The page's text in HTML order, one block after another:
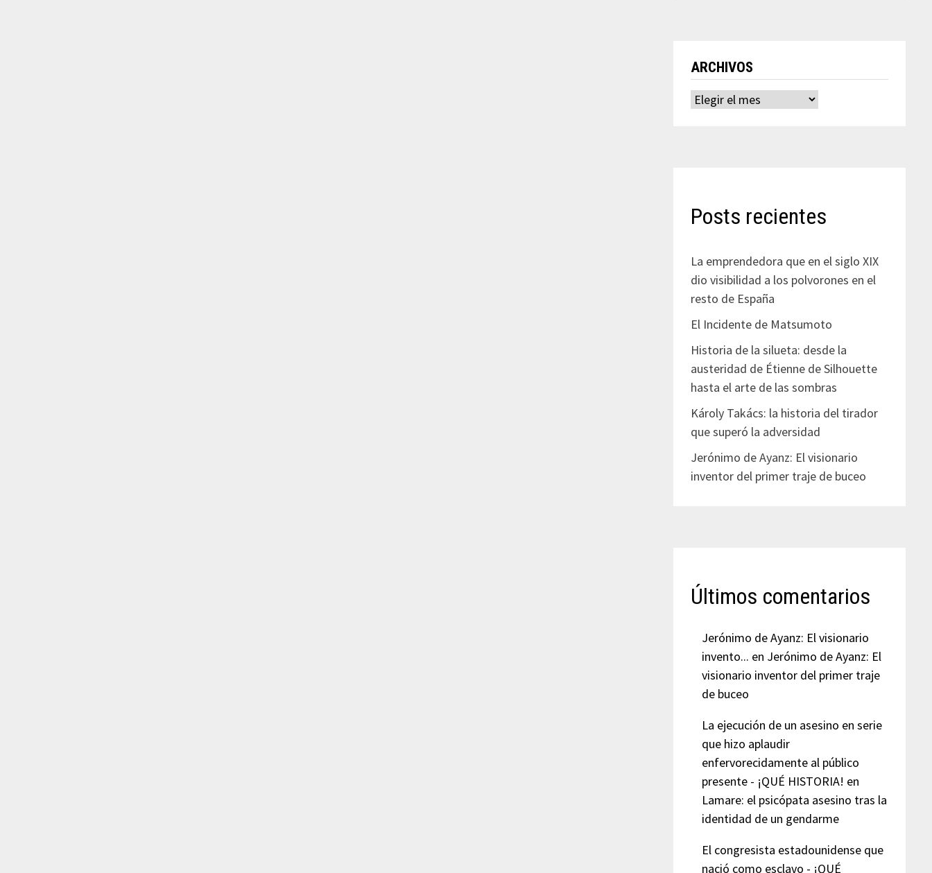
ARCHIVOS
Archivos
Posts recientes
La emprendedora que en el siglo XIX
dio visibilidad a los polvorones en el
resto de España
El Incidente de Matsumoto
Historia de la silueta: desde la
austeridad de Étienne de Silhouette
hasta el arte de las sombras
Károly Takács: la historia del tirador
que superó la adversidad
Jerónimo de Ayanz: El visionario
inventor del primer traje de buceo
Últimos comentarios
Jerónimo de Ayanz: El visionario
invento... en Jerónimo de Ayanz: El
visionario inventor del primer traje
de buceo
La ejecución de un asesino en serie
que hizo aplaudir
enfervorecidamente al público
presente - ¡QUÉ HISTORIA! en
Lamare: el psicópata asesino tras la
identidad de un gendarme
El congresista estadounidense que
nació como esclavo - ¡QUÉ